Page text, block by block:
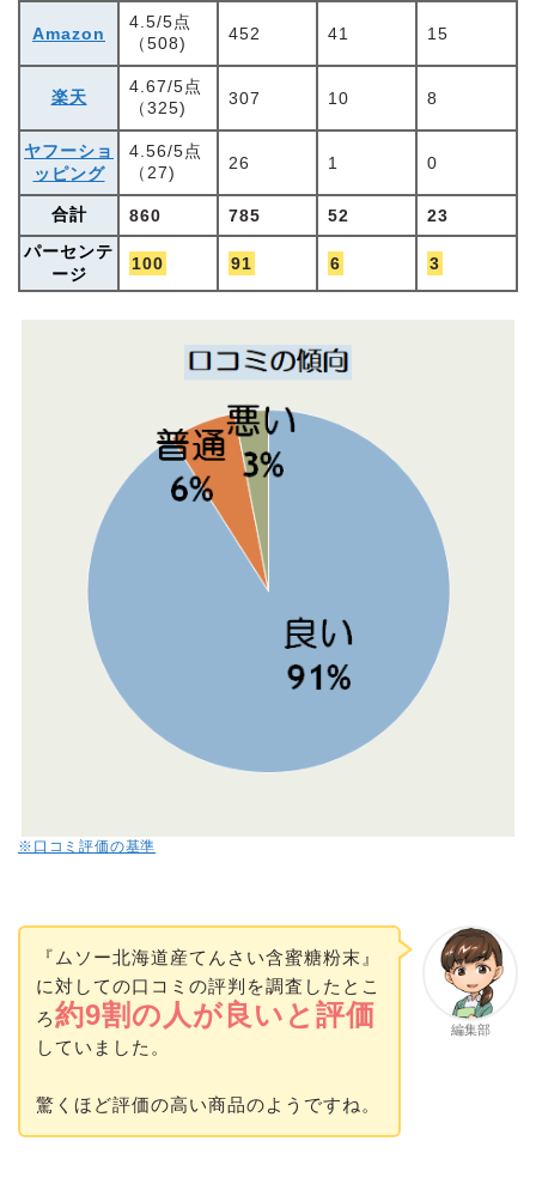
Amazon
4.5/5点
（508)
452 41 15
楽天
4.67/5点
（325)
307 10 8
ヤフーショ
ッピング
4.56/5点
（27)
26 1 0
合計 860 785 52
23
パーセンテ
ージ
100 91 6 3
※口コミ評価の基準
編集部
『ムソー北海道産てんさい含蜜糖粉末』
に対しての口コミの評判を調査したとこ
ろ約9割の人が良いと評価
していました。
驚くほど評価の高い商品のようですね。